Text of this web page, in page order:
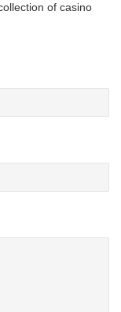
of casino